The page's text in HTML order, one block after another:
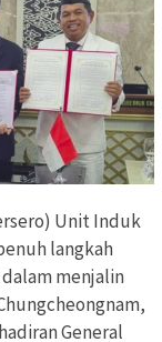
Unit Induk
langkah
menjalin
General